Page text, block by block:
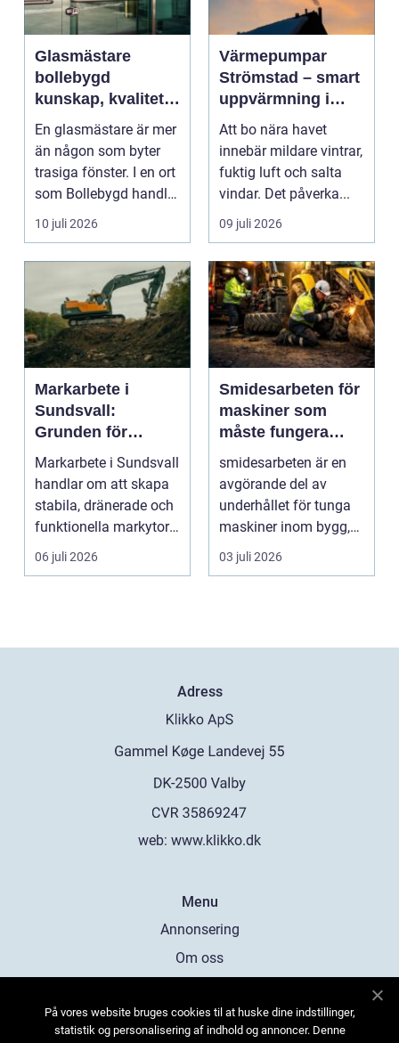
Glasmästare
bollebygd
kunskap, kvalitet
och smarta
glaslösningar
En glasmästare är mer
än någon som byter
trasiga fönster. I en ort
som Bollebygd handlar
yrket lika ...
10 juli 2026
Värmepumpar
Strömstad – smart
uppvärmning i
kustklimat
Att bo nära havet
innebär mildare vintrar,
fuktig luft och salta
vindar. Det påverka...
09 juli 2026
Markarbete i
Sundsvall:
Grunden för
hållbara hus,
vägar och tomter
Markarbete i Sundsvall
handlar om att skapa
stabila, dränerade och
funktionella markytor
som kl...
06 juli 2026
Smidesarbeten för
maskiner som
måste fungera
varje dag
smidesarbeten är en
avgörande del av
underhållet för tunga
maskiner inom bygg,
entreprenad, skog
och...
03 juli 2026
Adress
web: www.klikko.dk
Menu
Annonsering
Om oss
Kontakta oss
På vores website bruges cookies til at huske dine indstillinger,
statistik og personalisering af indhold og annoncer. Denne